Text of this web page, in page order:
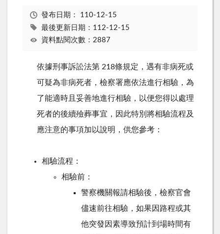
發布日期： 110-12-15
最後更新日期：112-12-15
資料點閱次數：2887
依據刑事訴訟法第 218條規定，遇有非病死或
可疑為非病死者，檢察署應依法進行相驗，為
了能適時且妥善地進行相驗，以便您得以處理
死者的後續殮葬事宜，因此特別將相驗流程及
應注意的事項加以說明，供您參考：
相驗流程：
相驗前：
警察機關報請相驗後，檢察官會
儘速前往相驗，如果因路程或其
他突發因素導致預計到場時間有